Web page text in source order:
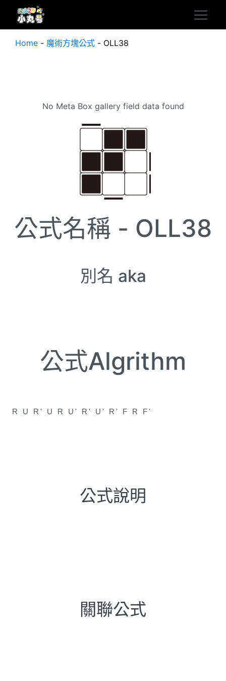
Home - 魔術方塊公式 - OLL38
No Meta Box gallery field data found
公式名稱 - OLL38
別名 aka
公式Algrithm
R U R' U R U' R' U' R' F R F'
公式說明
關聯公式